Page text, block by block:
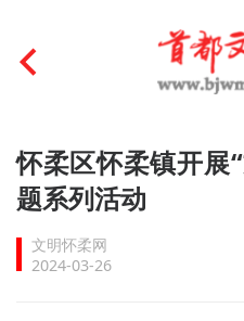
首页
文明创建
文明实践
怀柔区怀柔镇开展
题系列活动
文明怀柔网
2024-03-26